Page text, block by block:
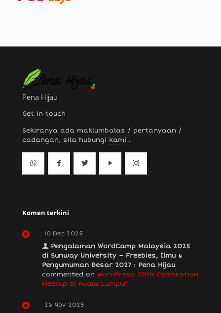
Pena Hijau
Get in touch
Sekiranya ada maklumbalas / pertanyaan /
cadangan, sila hubungi kami .
Komen terkini
10 Dec 2025
Pengalaman WordCamp Malaysia 2025
di Sunway University – Freebies, Ilmu &
Pengumuman Besar 2027 : Pena Hijau
commented on WordPress 20th Celebration
Meetup di Kuala Lumpur
26 Nov 2025